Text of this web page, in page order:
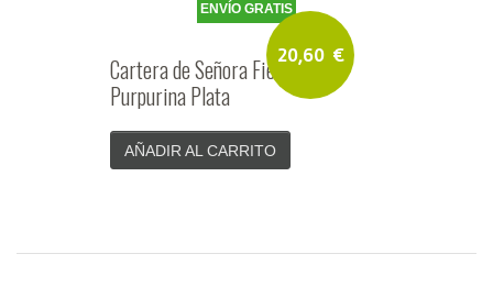
20,60 €
ENVÍO GRATIS
Cartera de Señora Fiesta Raso
Purpurina Plata
AÑADIR AL CARRITO